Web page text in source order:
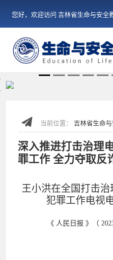
您好，欢迎访问 吉林省生命与安全
当前位置： 吉林省生命
深入推进打击治理
罪工作 全力夺取反
王小洪在全国打击
犯罪工作电视
《 人民日报 》（